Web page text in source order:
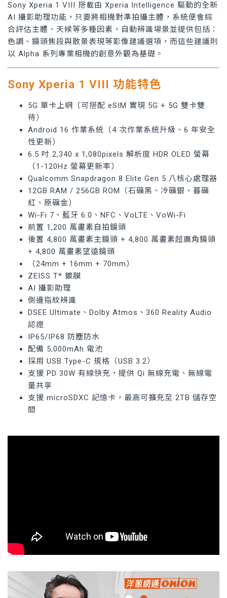
Sony Xperia 1 VIII 搭載由 Xperia Intelligence 驅動的全新
AI 攝影助理功能，只要將相機對準拍攝主體，系統便會綜
合評估主體、天候等多種因素，自動辨識場景並提供包括：
色調、鏡頭焦段與散景表現等影像建議選項，而這些建議則
以 Alpha 系列專業相機的創意外觀為基礎。
Sony Xperia 1 VIII 功能特色
5G 單卡上網（可搭配 eSIM 實現 5G + 5G 雙卡雙
待）
Android 16 作業系統（4 次作業系統升級、6 年安全
性更新）
6.5 吋 2,340 x 1,080pixels 解析度 HDR OLED 螢幕
（1-120Hz 螢幕更新率）
Qualcomm Snapdragon 8 Elite Gen 5 八核心處理器
12GB RAM / 256GB ROM（石礦黑、冷礦銀、暮礦
紅、原礦金）
Wi-Fi 7、藍牙 6.0、NFC、VoLTE、VoWi-Fi
前置 1,200 萬畫素自拍鏡頭
後置 4,800 萬畫素主鏡頭 + 4,800 萬畫素超廣角鏡頭
+ 4,800 萬畫素望遠鏡頭
（24mm + 16mm + 70mm）
ZEISS T* 鍍膜
AI 攝影助理
側邊指紋辨識
DSEE Ultimate、Dolby Atmos、360 Reality Audio
認證
IP65/IP68 防塵防水
配備 5,000mAh 電池
採用 USB Type-C 規格（USB 3.2）
支援 PD 30W 有線快充，提供 Qi 無線充電、無線電
量共享
支援 microSDXC 記憶卡，最高可擴充至 2TB 儲存空
間